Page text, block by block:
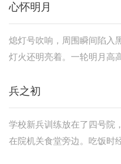
全部装下的班级图书馆。并
由我全权打理。除了这个所
时几乎再...
心怀明月
熄灯号吹响，周围瞬间陷入
灯火还明亮着。一轮明月高
兵之初
学校新兵训练放在了四号院
在院机关食堂旁边。吃饭时